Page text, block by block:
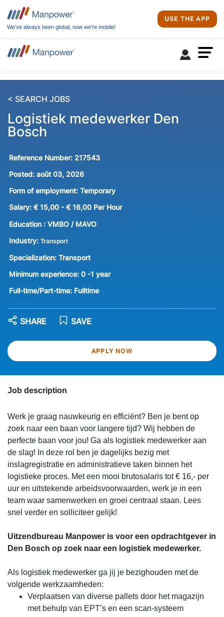
We’ve always been global, now we’re mobile!
USE THE APP
< SEARCH JOBS
Logistiek medewerker Den
Bosch
Reference Number: 217543
Posted: août 03, 2026
Form of employment: Temporary
Salary: € 15,00 - € 16,00 Per Hour
Education : VMBO / MAVO
Industry: Transport
Specialization: Transport
Minimum experience: 0 -1 year
Full-time/Part-time: Fulltime
APPLY NOW
SAVE
SHARE
Job description
Werk je graag nauwkeurig en efficiënt? Ben je bent op
zoek naar een baan voor langere tijd? Wij hebben de
perfecte baan voor jou! Ga als logistiek medewerker aan
de slag! In deze rol ben je dagelijks bezig met
inslagregistratie en administratieve taken binnen het
logistieke proces. Met een mooi brutosalaris tot € 16,- per
uur en uitstekende arbeidsvoorwaarden, werk je in een
team waar samenwerken en groei centraal staan. Lees
snel verder en solliciteer gelijk!
Uitzendbureau Manpower is voor een opdrachtgever in
Den Bosch op zoek naar een logistiek medewerker.
Als logistiek medewerker ga jij je bezighouden met de
volgende werkzaamheden:
Verplaatsen van diverse pallets door het magazijn
met behulp van EPT’s en een scan-systeem